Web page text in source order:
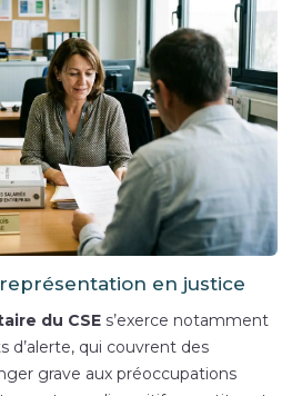
en justice
du CSE s’exerce notamment
d’alerte, qui couvrent des
grave aux préoccupations